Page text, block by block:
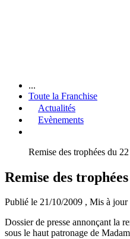
...
Toute la Franchise
Actualités
Evènements
Remise des trophées du
Remise des
Publié le 21/10/2009 , Mis à jour
Dossier de presse annonçant la
sous le haut patronage de